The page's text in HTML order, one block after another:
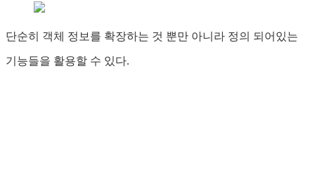
단순히 객체 정보를 확장하는 것 뿐만 아니라 정의 되어있는
기능들을 활용할 수 있다.